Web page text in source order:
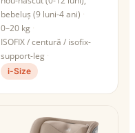
bebeluș (9 luni-4 ani)
0–20 kg
ISOFIX / centură / isofix-
support-leg
i-Size